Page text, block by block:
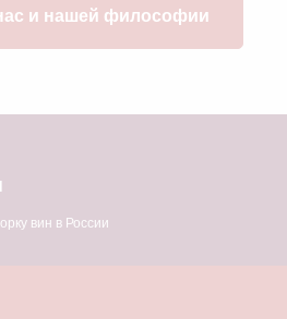
и нашей философии
вин в России